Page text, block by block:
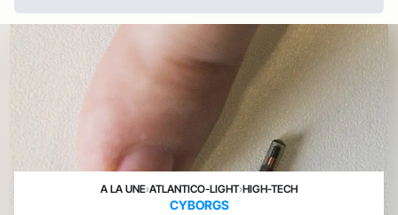
A LA UNE›ATLANTICO-LIGHT›HIGH-TECH
CYBORGS